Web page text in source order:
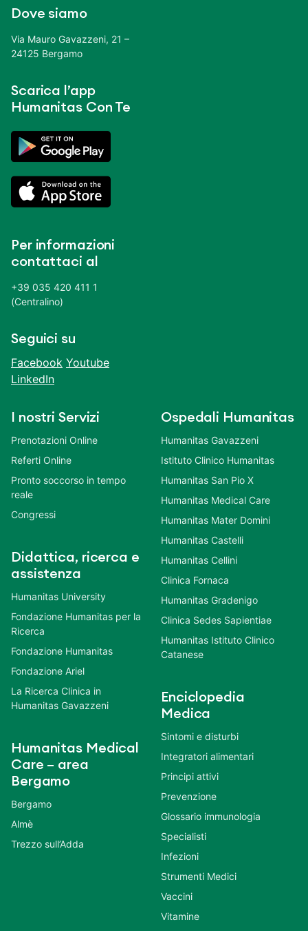
Dove siamo
Via Mauro Gavazzeni, 21 –
24125 Bergamo
Scarica l’app
Humanitas Con Te
Per informazioni
contattaci al
+39 035 420 411 1
(Centralino)
Seguici su
Facebook Youtube
LinkedIn
I nostri Servizi
Prenotazioni Online
Referti Online
Pronto soccorso in tempo
reale
Congressi
Didattica, ricerca e
assistenza
Humanitas University
Fondazione Humanitas per la
Ricerca
Fondazione Humanitas
Fondazione Ariel
La Ricerca Clinica in
Humanitas Gavazzeni
Humanitas Medical
Care – area
Bergamo
Bergamo
Almè
Trezzo sull’Adda
Ospedali Humanitas
Humanitas Gavazzeni
Istituto Clinico Humanitas
Humanitas San Pio X
Humanitas Medical Care
Humanitas Mater Domini
Humanitas Castelli
Humanitas Cellini
Clinica Fornaca
Humanitas Gradenigo
Clinica Sedes Sapientiae
Humanitas Istituto Clinico
Catanese
Enciclopedia
Medica
Sintomi e disturbi
Integratori alimentari
Principi attivi
Prevenzione
Glossario immunologia
Specialisti
Infezioni
Strumenti Medici
Vaccini
Vitamine